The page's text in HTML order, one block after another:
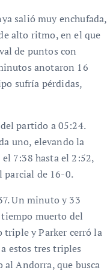
salió muy enchufada,
alto ritmo, en el que
de puntos con
anotaron 16
sufría pérdidas,
partido a 05:24.
uno, elevando la
7:38 hasta el 2:52,
parcial de 16-0.
Un minuto y 33
tiempo muerto del
triple y Parker cerró la
estos tres triples
al Andorra, que busca